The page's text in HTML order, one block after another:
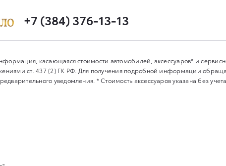
+7 (384) 376-13-13
касающаяся стоимости автомобилей, аксессуаров* и
ст. 437 (2) ГК РФ. Для получения подробной информации
уведомления. * Стоимость аксессуаров указана без учета